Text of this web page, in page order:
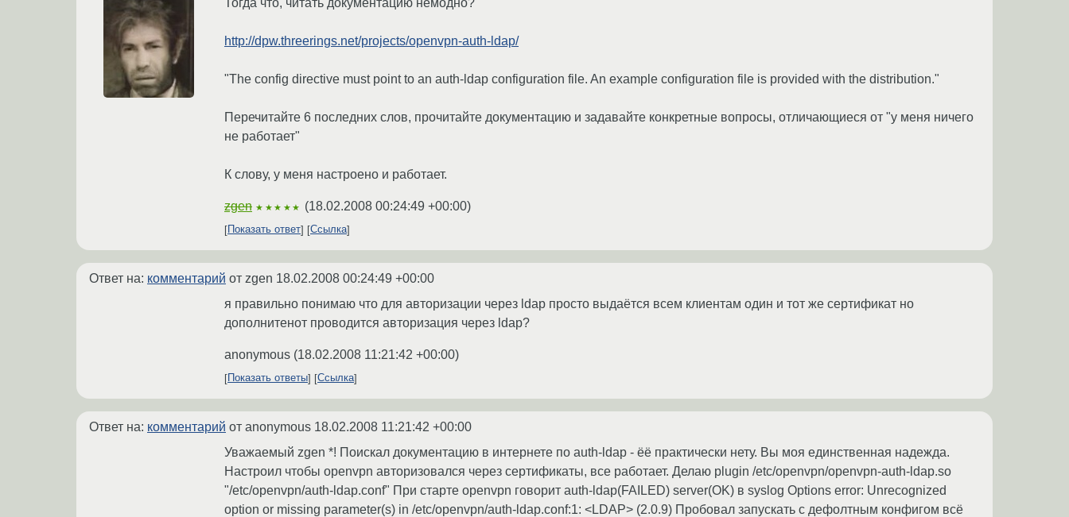
http://dpw.threerings.net/projects/openvpn-auth-ldap/
"The config directive must point to an auth-ldap configuration file. An example configuration file is provided with the distribution."
Перечитайте 6 последних слов, прочитайте документацию и задавайте конкретные вопросы, отличающиеся от "у меня ничего
не работает"
К слову, у меня настроено и работает.
zgen ★★★★★ (18.02.2008 00:24:49 +00:00)
Показать ответ Ссылка
Ответ на: комментарий от zgen 18.02.2008 00:24:49 +00:00
я правильно понимаю что для авторизации через ldap просто выдаётся всем клиентам один и тот же сертификат но
дополнитенот проводится авторизация через ldap?
anonymous (18.02.2008 11:21:42 +00:00)
Показать ответы Ссылка
Ответ на: комментарий от anonymous 18.02.2008 11:21:42 +00:00
Уважаемый zgen *! Поискал документацию в интернете по auth-ldap - ёё практически нету. Вы моя единственная надежда.
Настроил чтобы openvpn авторизовался через сертификаты, все работает. Делаю plugin /etc/openvpn/openvpn-auth-ldap.so
"/etc/openvpn/auth-ldap.conf" При старте openvpn говорит auth-ldap(FAILED) server(OK) в syslog Options error: Unrecognized
option or missing parameter(s) in /etc/openvpn/auth-ldap.conf:1: <LDAP> (2.0.9) Пробовал запускать с дефолтным конфигом всё